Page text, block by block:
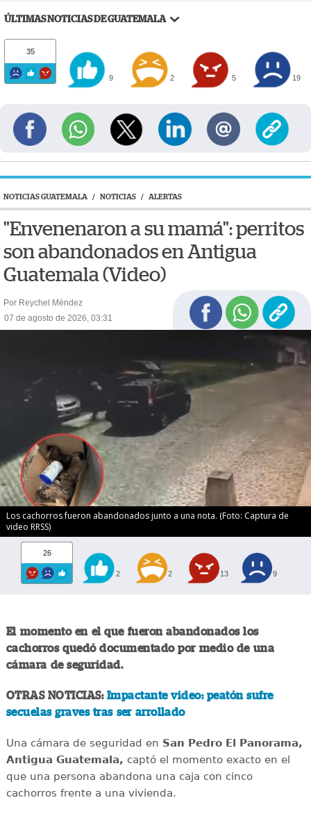
ÚLTIMAS NOTICIAS DE GUATEMALA
35
9 2 5 19
NOTICIAS GUATEMALA / NOTICIAS / ALERTAS
"Envenenaron a su mamá": perritos
son abandonados en Antigua
Guatemala (Video)
Por Reychel Méndez
07 de agosto de 2026, 03:31
Los cachorros fueron abandonados junto a una nota. (Foto: Captura de
video RRSS)
26
2 2 13 9
El momento en el que fueron abandonados los
cachorros quedó documentado por medio de una
cámara de seguridad.
OTRAS NOTICIAS: Impactante video: peatón sufre
secuelas graves tras ser arrollado
Una cámara de seguridad en San Pedro El Panorama,
Antigua Guatemala, captó el momento exacto en el
que una persona abandona una caja con cinco
cachorros frente a una vivienda.